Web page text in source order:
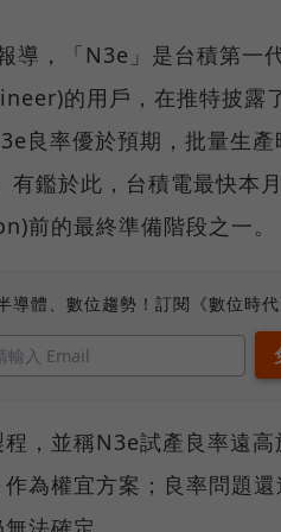
，「N3e」是台積第一
的用戶，在推特披露
良率優於預期，批量生
有鑑於此，台積電最快本
前的最終準備階段之一。
導體、數位趨勢！訂閱《數位時
，並稱N3e試產良率遠
為權宜方案；良率問題